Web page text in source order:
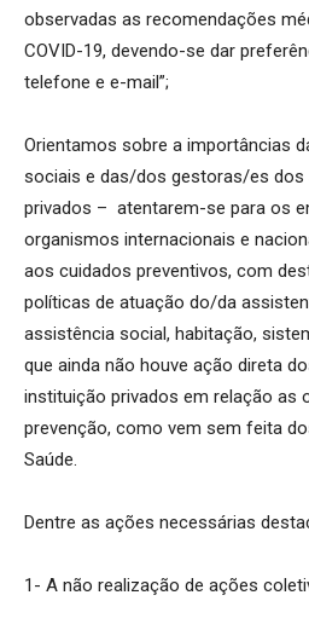
observadas as recomendações
COVID-19, devendo-se dar
telefone e e-mail”;
Orientamos sobre a importâncias
sociais e das/dos gestoras/es dos
privados – atentarem-se para os
organismos internacionais e
aos cuidados preventivos, com
políticas de atuação do/da
assistência social, habitação,
que ainda não houve ação direta
instituição privados em relação as
prevenção, como vem sem feita
Saúde.
Dentre as ações necessárias
1- A não realização de ações